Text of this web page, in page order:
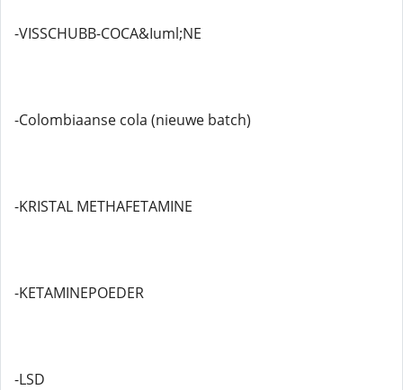
-VISSCHUBB-COCA&Iuml;NE
-Colombiaanse cola (nieuwe batch)
-KRISTAL METHAFETAMINE
-KETAMINEPOEDER
-LSD